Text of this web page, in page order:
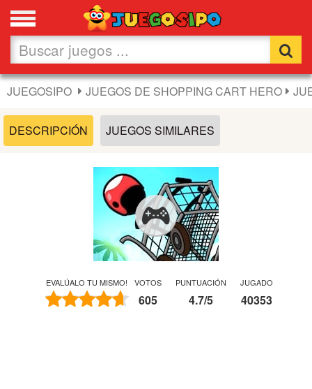
Favoritos
Nuevos
Flash
Chicas
Fútbol
JUEGOSIPO JUEGOS DE SHOPPING CART HERO
DESCRIPCIÓN JUEGOS SIMILARES
EVALÚALO TU MISMO! VOTOS
605
PUNTUACIÓN
4.7/5
JUGADO
40353